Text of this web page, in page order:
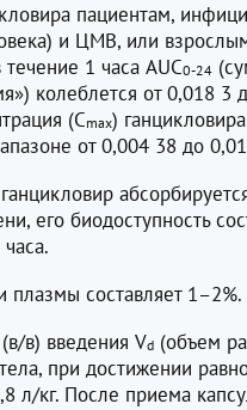
пациентам,
и ЦМВ, или
течение 1 часа AUC0-24
колеблется от 0,018 3
(Cmax)
от 0,004 38 до
его биодоступность
плазмы составляет 1–2%.
в) введения Vd (объем
при достижении
л/кг. После приема